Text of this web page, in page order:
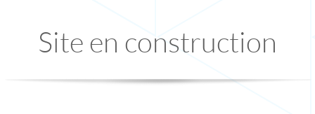
Site en construction